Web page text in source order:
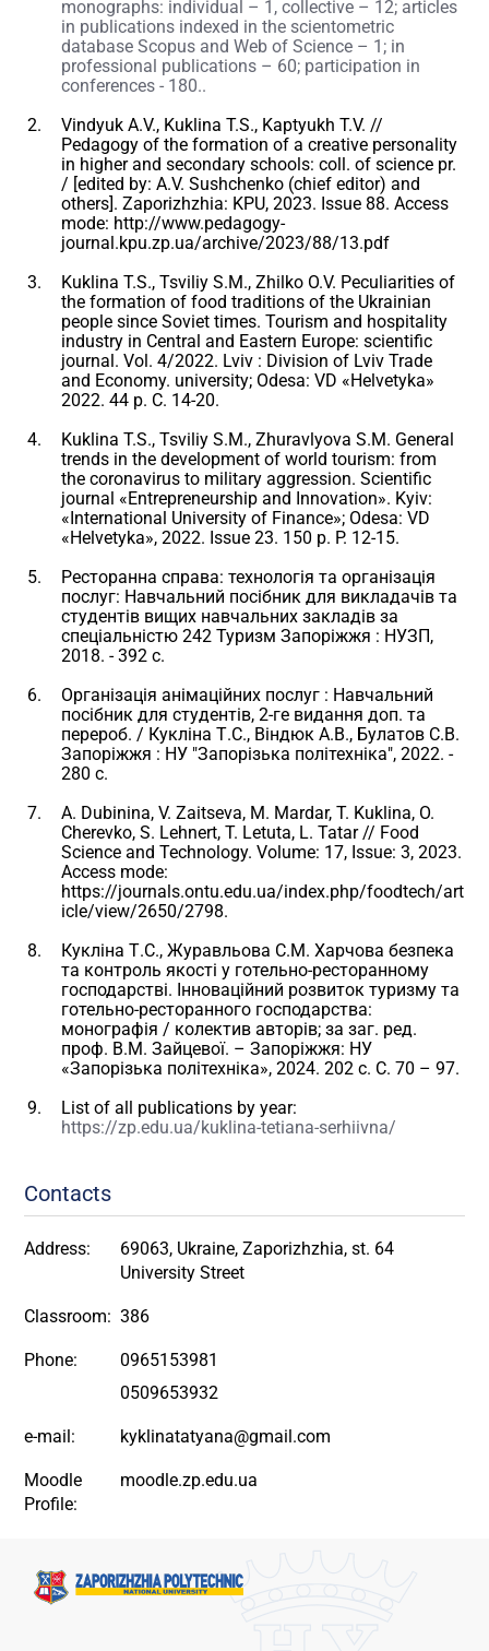
monographs: individual – 1, collective – 12; articles
in publications indexed in the scientometric
database Scopus and Web of Science – 1; in
professional publications – 60; participation in
conferences - 180..
Vindyuk A.V., Kuklina T.S., Kaptyukh T.V. //
Pedagogy of the formation of a creative personality
in higher and secondary schools: coll. of science pr.
/ [edited by: A.V. Sushchenko (chief editor) and
others]. Zaporizhzhia: KPU, 2023. Issue 88. Access
mode: http://www.pedagogy-
journal.kpu.zp.ua/archive/2023/88/13.pdf
Kuklina T.S., Tsviliy S.M., Zhilko O.V. Peculiarities of
the formation of food traditions of the Ukrainian
people since Soviet times. Tourism and hospitality
industry in Central and Eastern Europe: scientific
journal. Vol. 4/2022. Lviv : Division of Lviv Trade
and Economy. university; Odesa: VD «Helvetyka»
2022. 44 p. C. 14-20.
Kuklina T.S., Tsviliy S.M., Zhuravlyova S.M. General
trends in the development of world tourism: from
the coronavirus to military aggression. Scientific
journal «Entrepreneurship and Innovation». Kyiv:
«International University of Finance»; Odesa: VD
«Helvetyka», 2022. Issue 23. 150 p. P. 12-15.
Ресторанна справа: технологія та організація
послуг: Навчальний посібник для викладачів та
студентів вищих навчальних закладів за
спеціальністю 242 Туризм Запоріжжя : НУЗП,
2018. - 392 с.
Організація анімаційних послуг : Навчальний
посібник для студентів, 2-ге видання доп. та
перероб. / Кукліна Т.С., Віндюк А.В., Булатов С.В.
Запоріжжя : НУ "Запорізька політехніка", 2022. -
280 с.
A. Dubinina, V. Zaitseva, M. Mardar, T. Kuklina, O.
Cherevko, S. Lehnert, T. Letuta, L. Tatar // Food
Science and Technology. Volume: 17, Issue: 3, 2023.
Access mode:
https://journals.ontu.edu.ua/index.php/foodtech/art
icle/view/2650/2798.
Кукліна Т.С., Журавльова С.М. Харчова безпека
та контроль якості у готельно-ресторанному
господарстві. Інноваційний розвиток туризму та
готельно-ресторанного господарства:
монографія / колектив авторів; за заг. ред.
проф. В.М. Зайцевої. – Запоріжжя: НУ
«Запорізька політехніка», 2024. 202 с. С. 70 – 97.
List of all publications by year:
https://zp.edu.ua/kuklina-tetiana-serhiivna/
Contacts
Address:
69063, Ukraine, Zaporizhzhia, st. 64
University Street
Classroom: 386
Phone:
0965153981
0509653932
e-mail: kyklinatatyana@gmail.com
Moodle
Profile:
moodle.zp.edu.ua